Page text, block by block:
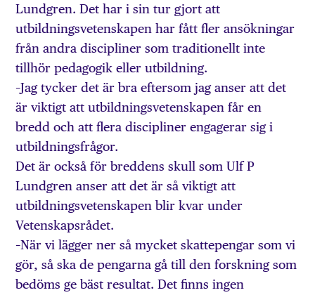
Lundgren. Det har i sin tur gjort att
utbildningsvetenskapen har fått fler ansökningar
från andra discipliner som traditionellt inte
tillhör pedagogik eller utbildning.
–Jag tycker det är bra eftersom jag anser att det
är viktigt att utbildningsvetenskapen får en
bredd och att flera discipliner engagerar sig i
utbildningsfrågor.
Det är också för breddens skull som Ulf P
Lundgren anser att det är så viktigt att
utbildningsvetenskapen blir kvar under
Vetenskapsrådet.
–När vi lägger ner så mycket skattepengar som vi
gör, så ska de pengarna gå till den forskning som
bedöms ge bäst resultat. Det finns ingen